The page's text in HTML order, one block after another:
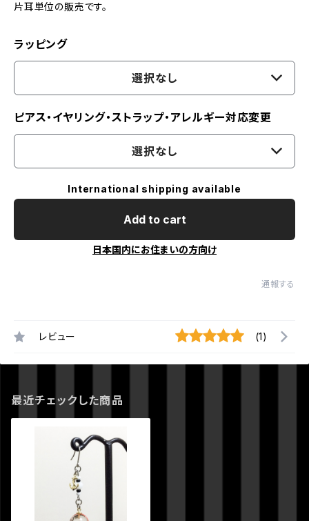
片耳単位の販売です。
ラッピング
選択なし
ピアス・イヤリング・ストラップ・アレルギー対応変更
選択なし
International shipping available
Add to cart
日本国内にお住まいの方向け
通報する
レビュー (1)
最近チェックした商品